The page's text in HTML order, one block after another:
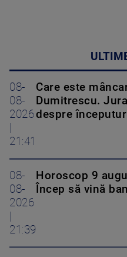
08-
08-
2026
21:41
Care este
Dumitrescu.
despre
08-
08-
2026
21:39
Horoscop 9
Încep să vină